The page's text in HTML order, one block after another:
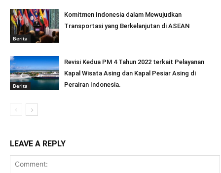
Berita
Komitmen Indonesia dalam Mewujudkan
Transportasi yang Berkelanjutan di ASEAN
Berita
Revisi Kedua PM 4 Tahun 2022 terkait Pelayanan
Kapal Wisata Asing dan Kapal Pesiar Asing di
Perairan Indonesia.
LEAVE A REPLY